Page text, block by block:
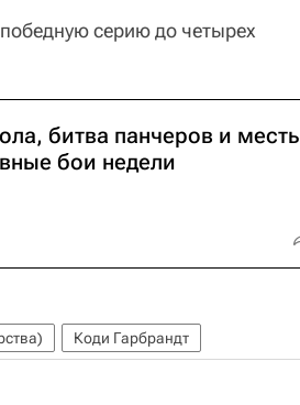
серию до четырех
битва панчеров и месть
бои недели
Коди Гарбрандт